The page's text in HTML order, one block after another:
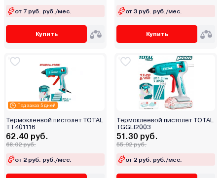
от 7 руб. руб./мес.
Купить
от 3 руб. руб./мес.
Купить
Под заказ 5 дней
Термоклеевой пистолет TOTAL
TT401116
62.40 руб.
68.02 руб.
от 2 руб. руб./мес.
Термоклеевой пистолет TOTAL
TGGLI2003
51.30 руб.
55.92 руб.
от 2 руб. руб./мес.